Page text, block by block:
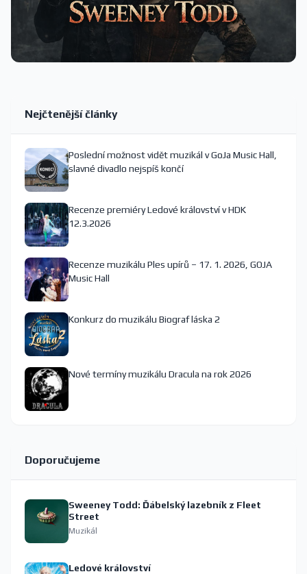
Nejčtenější články
Poslední možnost vidět muzikál v GoJa Music Hall,
slavné divadlo nejspíš končí
Recenze premiéry Ledové království v HDK
12.3.2026
Recenze muzikálu Ples upírů – 17. 1. 2026, GOJA
Music Hall
Konkurz do muzikálu Biograf láska 2
Nové termíny muzikálu Dracula na rok 2026
Doporučujeme
Sweeney Todd: Ďábelský lazebník z Fleet
Street
Muzikál
Ledové království